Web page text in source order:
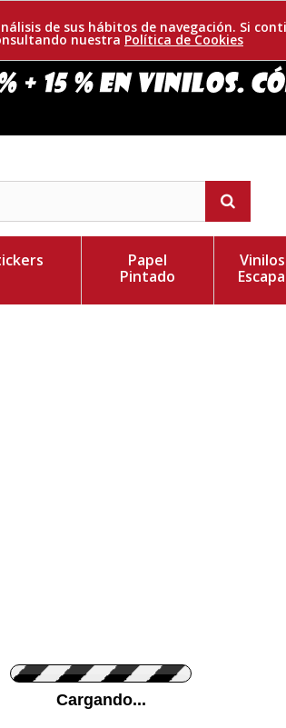
de sus hábitos de navegación. Si
nuestra Política de Cookies
Papel
Pintado
Cargando...
Pon tu foto de